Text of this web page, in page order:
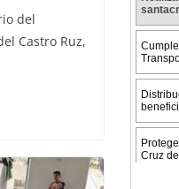
del
Castro Ruz,